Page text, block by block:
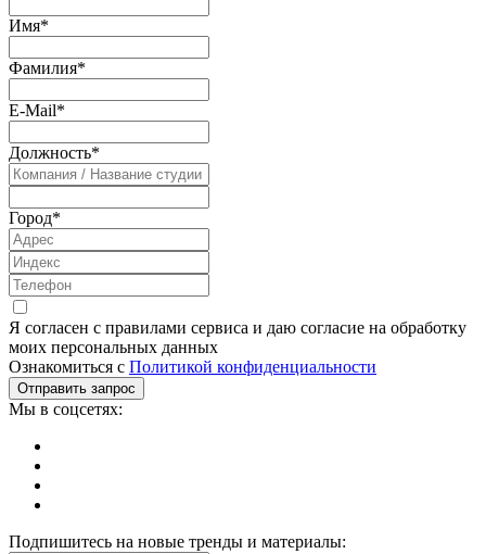
Имя*
Фамилия*
E-Mail*
Должность*
Город*
Я согласен с правилами сервиса и даю согласие на обработку
моих персональных данных
Ознакомиться с Политикой конфиденциальности
Мы в соцсетях:
Подпишитесь на новые тренды и материалы: